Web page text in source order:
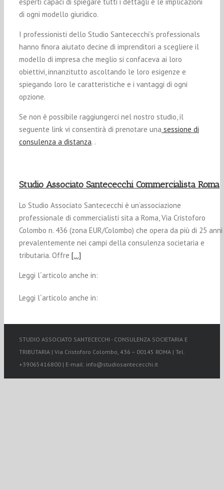
di ogni modello giuridico.
I professionisti dello Studio Santececchi’s professionals
hanno finora aiutato decine di imprenditori a scegliere il
modello di impresa che meglio si confaceva ai loro
obiettivi, innanzitutto ascoltando le loro esigenze e
spiegando loro le caratteristiche e i vantaggi di ogni
opzione.
Se non è possibile raggiungerci nel nostro studio, il
seguente link vi consentirà di prenotare una sessione di
consulenza a distanza. .
Studio Associato Santececchi Commercialista Roma
Lo Studio Associato Santececchi è un’associazione
professionale di commercialisti sita a Roma, Via Cristoforo
Colombo n. 436 (zona EUR/Colombo) che opera da più di 25 anni
prevalentemente nei campi della consulenza societaria e
tributaria. Offre […]
Leggi l´articolo anche in:
Leggi l´articolo anche in:
STUDIO ASSOCIATO SANTECECCHI - CONSULENZA SOCIETARIA E
TRIBUTARIA | Via Cristoforo Colombo, 436 – 00145 ROMA | Tel.
+39065416800 | E-mail: info@studiosantececchi.it